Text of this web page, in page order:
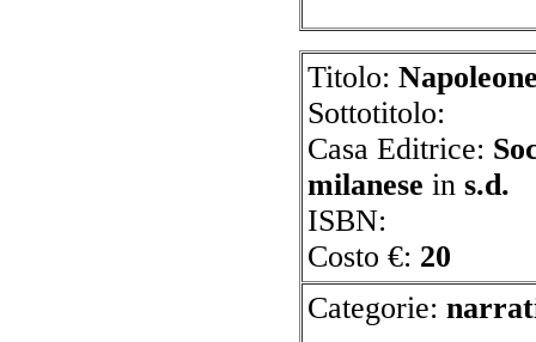
Titolo:
Sottotitolo:
Casa Editrice:
milaneseins.d.
ISBN:
Costo €: 20
Categorie: